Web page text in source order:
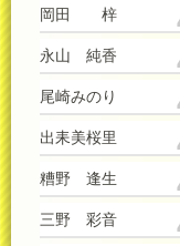
岡田 梓
永山 純香
尾崎みのり
出耒美桜里
糟野 逢生
三野 彩音